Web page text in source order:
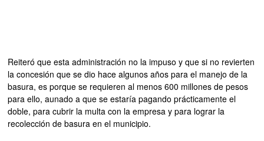
Reiteró que esta administración no la impuso y que si no revierten
la concesión que se dio hace algunos años para el manejo de la
basura, es porque se requieren al menos 600 millones de pesos
para ello, aunado a que se estaría pagando prácticamente el
doble, para cubrir la multa con la empresa y para lograr la
recolección de basura en el municipio.